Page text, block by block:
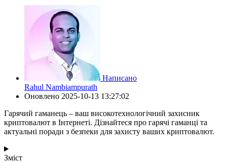
Написано
Rahul Nambiampurath
Оновлено 2025-10-13 13:27:02
Гарячий гаманець – ваш високотехнологічний захисник
криптовалют в Інтернеті. Дізнайтеся про гарячі гаманці та
актуальні поради з безпеки для захисту ваших криптовалют.
Зміст